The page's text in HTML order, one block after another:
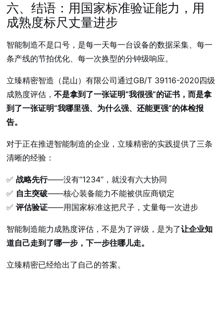
六、结语：用国家标准验证能力，用
成熟度标尺丈量进步
智能制造不是口号，是每一天每一台设备的数据采集、每一
条产线的节拍优化、每一次换型的分钟级响应。
立臻精密智造（昆山）有限公司通过GB/T 39116-2020四级
成熟度评估，不是拿到了一张证明“我很强”的证书，而是拿
到了一张证明“我哪里强、为什么强、还能更强”的体检报
告。
对于正在推进智能制造的企业，立臻精密的实践提供了三条
清晰的经验：
✅战略先行——没有“1234”，就没有六大协同
✅ 自主突破——核心装备能力不能被供应商锁定
✅评估验证——用国家标准这把尺子，丈量每一次进步
智能制造能力成熟度评估，不是为了评级，是为了让企业知
道自己走到了哪一步，下一步往哪儿走。
立臻精密已经给出了自己的答案。